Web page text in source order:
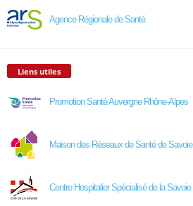
Agence Régionale de Santé
Liens utiles
Promotion Santé Auvergne Rhône-Alpes
Maison des Réseaux de Santé de Savoie
Centre Hospitalier Spécialisé de la Savoie